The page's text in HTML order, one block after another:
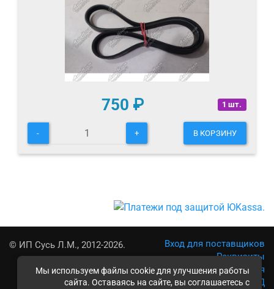
Мы используем файлы cookie для улучшения работы
сайта. Оставаясь на сайте, вы соглашаетесь с
1 шт.
750 ₽
- + В КОРЗИНУ
© ИП Сусь Л.М., 2012-2026.
Вход для поставщиков
Реквизиты
Условия использования
Политика обработки ПД